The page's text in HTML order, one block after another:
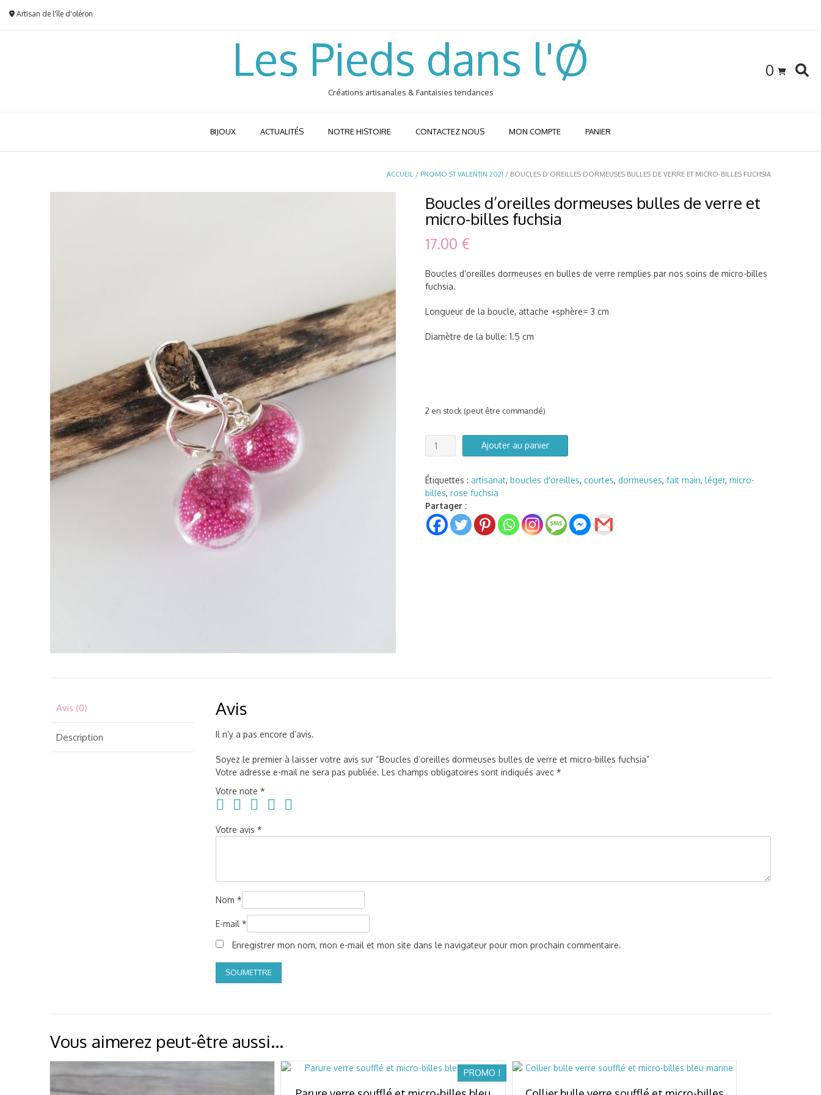
Artisan de l'île d'oléron
Les Pieds dans l'Ø
Créations artisanales & Fantaisies tendances
0
BIJOUX ACTUALITÉS NOTRE HISTOIRE CONTACTEZ NOUS MON COMPTE PANIER
ACCUEIL / PROMO ST VALENTIN 2021 / BOUCLES D’OREILLES DORMEUSES BULLES DE VERRE ET MICRO-BILLES FUCHSIA
Boucles d’oreilles dormeuses bulles de verre et
micro-billes fuchsia
17.00 €
Boucles d’oreilles dormeuses en bulles de verre remplies par nos soins de micro-billes
fuchsia.
Longueur de la boucle, attache +sphère= 3 cm
Diamètre de la bulle: 1.5 cm
2 en stock (peut être commandé)
quantité
de
d'oreilles
dormeuses
bulles
de
verre
Ajouter au panier
Étiquettes : artisanat, boucles d'oreilles, courtes, dormeuses, fait main, léger, micro-
billes, rose fuchsia
Partager :
Avis (0)
Description
Avis
Il n’y a pas encore d’avis.
Soyez le premier à laisser votre avis sur “Boucles d’oreilles dormeuses bulles de verre et micro-billes fuchsia”
Votre adresse e-mail ne sera pas publiée. Les champs obligatoires sont indiqués avec*
Votre note*
Votre avis*
Nom*
E-mail*
Enregistrer mon nom, mon e-mail et mon site dans le navigateur pour mon prochain commentaire.
Vous aimerez peut-être aussi…
PROMO !